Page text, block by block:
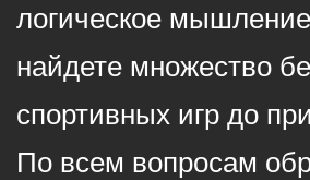
логическое
найдете множество
спортивных игр до
По всем вопросам